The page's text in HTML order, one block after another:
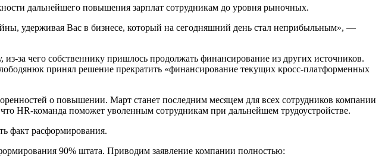
дальнейшего повышения зарплат сотрудникам до уровня рыночных.
удерживая Вас в бизнесе, который на сегодняшний день стал неприбыльным», —
за чего собственнику пришлось продолжать финансирование из других источников.
принял решение прекратить «финансирование текущих кросс-платформенных
о повышении. Март станет последним месяцем для всех сотрудников компании
HR-команда поможет уволенным сотрудникам при дальнейшем трудоустройстве.
факт расформирования.
90% штата. Приводим заявление компании полностью: